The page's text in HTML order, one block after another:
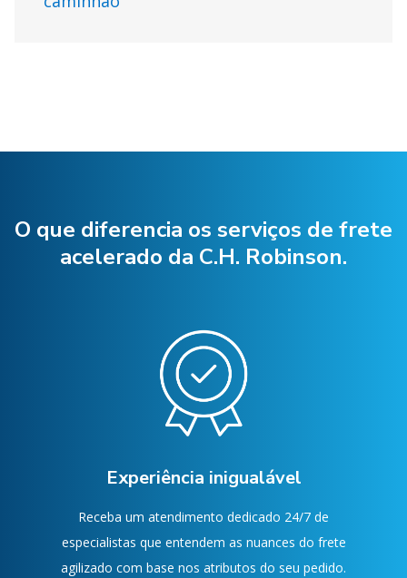
O que diferencia os serviços de frete
acelerado da C.H. Robinson.
Experiência inigualável
Receba um atendimento dedicado 24/7 de
especialistas que entendem as nuances do frete
agilizado com base nos atributos do seu pedido.